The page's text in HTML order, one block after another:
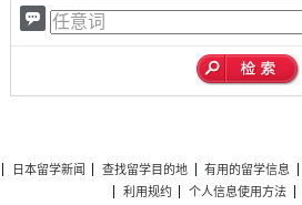
日本留学新闻 查找留学目的地 有用的留学信息
利用规约
个人信息使用方法